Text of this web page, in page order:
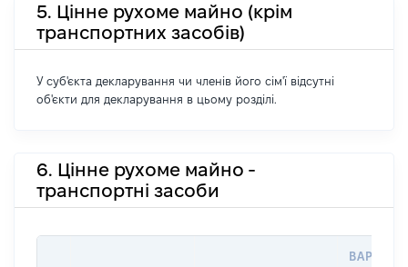
5. Цінне рухоме майно (крім
транспортних засобів)
У суб'єкта декларування чи членів його сім'ї відсутні
об'єкти для декларування в цьому розділі.
6. Цінне рухоме майно -
транспортні засоби